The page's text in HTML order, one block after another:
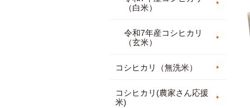
（白米）
令和7年産コシヒカリ
（玄米）
コシヒカリ（無洗米）
コシヒカリ(農家さん応援
米)